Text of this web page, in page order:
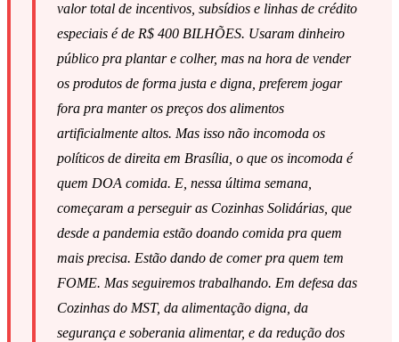
valor total de incentivos, subsídios e linhas de crédito
especiais é de R$ 400 BILHÕES. Usaram dinheiro
público pra plantar e colher, mas na hora de vender
os produtos de forma justa e digna, preferem jogar
fora pra manter os preços dos alimentos
artificialmente altos. Mas isso não incomoda os
políticos de direita em Brasília, o que os incomoda é
quem DOA comida. E, nessa última semana,
começaram a perseguir as Cozinhas Solidárias, que
desde a pandemia estão doando comida pra quem
mais precisa. Estão dando de comer pra quem tem
FOME. Mas seguiremos trabalhando. Em defesa das
Cozinhas do MST, da alimentação digna, da
segurança e soberania alimentar, e da redução dos